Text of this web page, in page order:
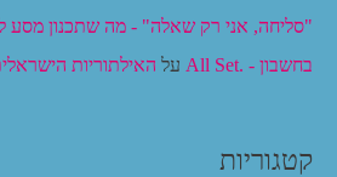
"סליחה, אני רק שאלה" - מה שתכנון מסע
בחשבון - .All Set
על האילתוריות
קטגוריות